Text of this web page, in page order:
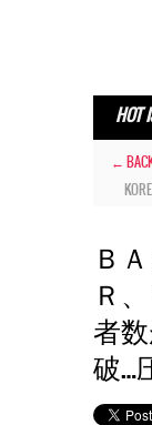
HOT
←
Ｂ
Ｒ
者
破…